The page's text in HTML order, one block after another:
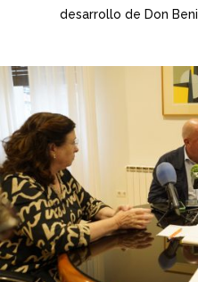
desarrollo de Don